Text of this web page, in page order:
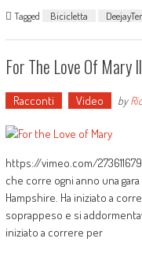
Tagged Bicicletta
For The Love Of Mary
Racconti Video by
https://vimeo.com/
che corre ogni anno una
Hampshire. Ha iniziato a
soprappeso e si
iniziato a correre per